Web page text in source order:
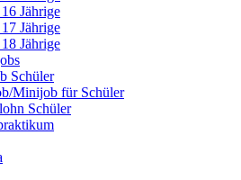
Jährige
Jährige
Jährige
Schüler
Minijob für Schüler
Schüler